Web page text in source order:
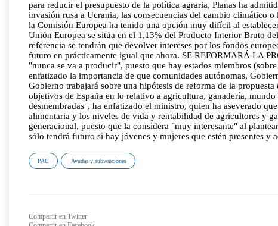
para reducir el presupuesto de la política agraria, Planas ha
invasión rusa a Ucrania, las consecuencias del cambio climático
la Comisión Europea ha tenido una opción muy difícil al
Unión Europea se sitúa en el 1,13% del Producto Interior Bruto
referencia se tendrán que devolver intereses por los fondos
futuro en prácticamente igual que ahora. SE REFORMARÁ LA
"nunca se va a producir", puesto que hay estados miembros
enfatizado la importancia de que comunidades autónomas,
Gobierno trabajará sobre una hipótesis de reforma de la
objetivos de España en lo relativo a agricultura, ganadería,
desmembradas", ha enfatizado el ministro, quien ha aseverado
alimentaria y los niveles de vida y rentabilidad de agricultores y
generacional, puesto que la considera "muy interesante" al
sólo tendrá futuro si hay jóvenes y mujeres que estén presentes
PAC Ayudas y subvenciones
Compartir en Twitter